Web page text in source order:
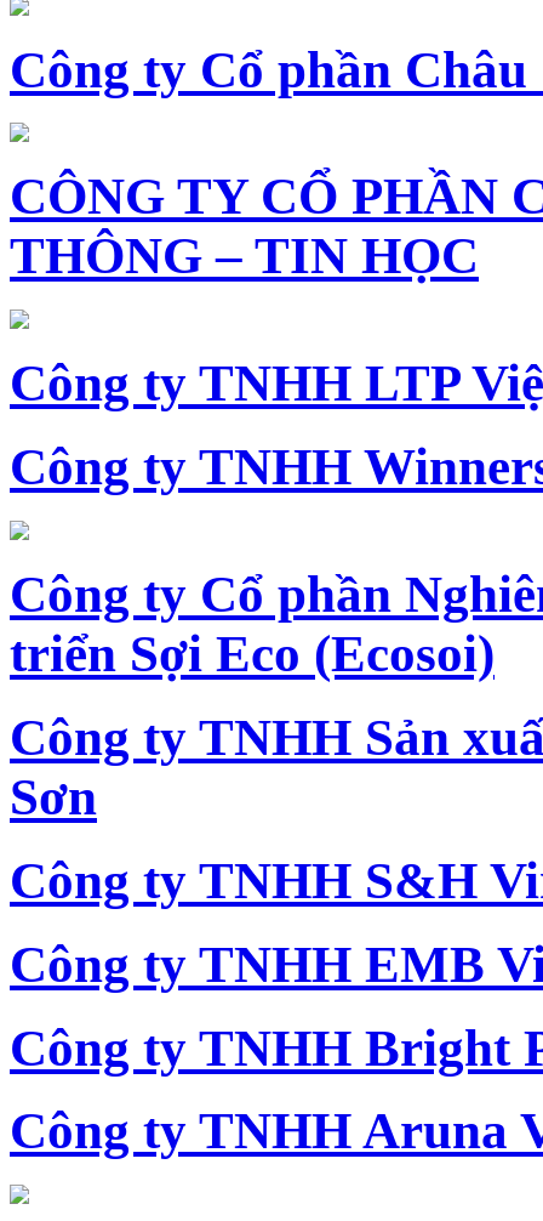
Công ty Cổ phần Châu
CÔNG TY CỔ PHẦN
THÔNG – TIN HỌC
Công ty TNHH LTP
Công ty TNHH
Công ty Cổ phần
triển Sợi Eco (Ecosoi)
Công ty TNHH Sản
Sơn
Công ty TNHH S&H
Công ty TNHH EMB
Công ty TNHH Bright
Công ty TNHH Aruna